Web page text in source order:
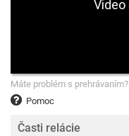
Pomoc
Máte problém s prehrávaním?
Časti relácie